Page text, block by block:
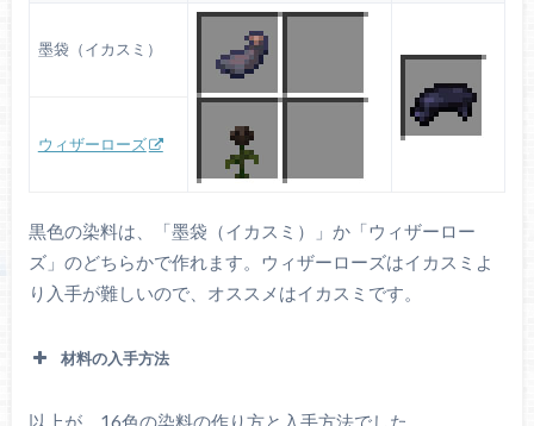
墨袋（イカスミ）
ウィザーローズ
黒色の染料は、「墨袋（イカスミ）」か「ウィザーロー
ズ」のどちらかで作れます。ウィザーローズはイカスミよ
り入手が難しいので、オススメはイカスミです。
材料の入手方法
以上が、16色の染料の作り方と入手方法でした。